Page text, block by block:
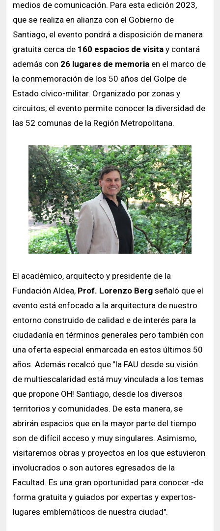
medios de comunicación. Para esta edición 2023,
que se realiza en alianza con el Gobierno de
Santiago, el evento pondrá a disposición de manera
gratuita cerca de 160 espacios de visita y contará
además con 26 lugares de memoria en el marco de
la conmemoración de los 50 años del Golpe de
Estado cívico-militar. Organizado por zonas y
circuitos, el evento permite conocer la diversidad de
las 52 comunas de la Región Metropolitana.
El académico, arquitecto y presidente de la
Fundación Aldea, Prof. Lorenzo Bergseñaló que el
evento está enfocado a la arquitectura de nuestro
entorno construido de calidad e de interés para la
ciudadanía en términos generales pero también con
una oferta especial enmarcada en estos últimos 50
años. Además recalcó que "la FAU desde su visión
de multiescalaridad está muy vinculada a los temas
que propone OH! Santiago, desde los diversos
territorios y comunidades. De esta manera, se
abrirán espacios que en la mayor parte del tiempo
son de difícil acceso y muy singulares. Asimismo,
visitaremos obras y proyectos en los que estuvieron
involucrados o son autores egresados de la
Facultad. Es una gran oportunidad para conocer -de
forma gratuita y guiados por expertas y expertos-
lugares emblemáticos de nuestra ciudad".